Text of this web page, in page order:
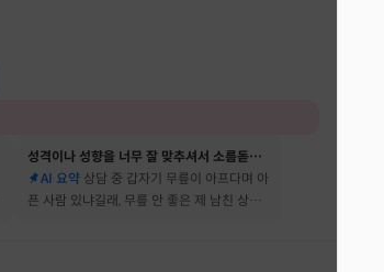
성격이나 성향을 너무 잘 맞추셔서 소름돋았어요
AI 요약 상담 중 갑자기 무릎이 아프다며 아
픈 사람 있냐길래, 무릎 안 좋은 제 남친 상태